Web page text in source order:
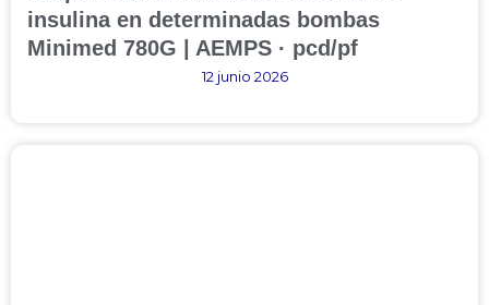
insulina en determinadas bombas
Minimed 780G | AEMPS · pcd/pf
12 junio 2026